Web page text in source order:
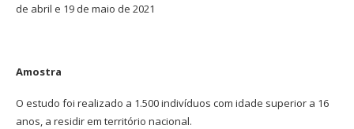
de abril e 19 de maio de 2021
Amostra
O estudo foi realizado a 1.500 indivíduos com idade superior a 16
anos, a residir em território nacional.